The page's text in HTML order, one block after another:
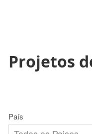
Projetos
País